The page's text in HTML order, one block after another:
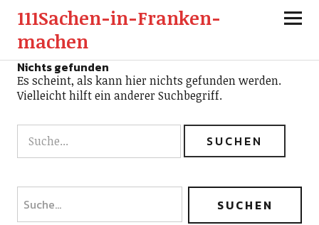
111Sachen-in-Franken-
machen
Nichts gefunden
Es scheint, als kann hier nichts gefunden werden.
Vielleicht hilft ein anderer Suchbegriff.